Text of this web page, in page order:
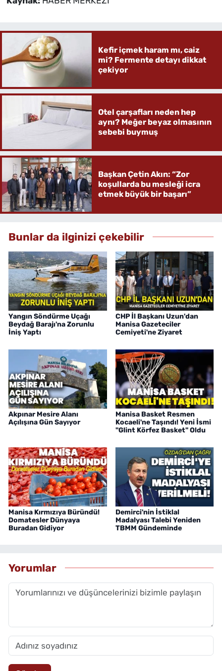
Kefir içmek haram mı, caiz
mi? Fermente detayı dikkat
çekiyor
Otel çarşafları neden hep
aynı? Meğer beyaz olmasının
sebebi buymuş
Başkan Çetin Akın: “Zor
koşullarda bu mesleği icra
etmek büyük bir başarı”
Bunlar da ilginizi çekebilir
Yangın Söndürme Uçağı
Beydağ Barajı'na Zorunlu
İniş Yaptı
CHP İl Başkanı Uzun'dan
Manisa Gazeteciler
Cemiyeti'ne Ziyaret
Akpınar Mesire Alanı
Açılışına Gün Sayıyor
Manisa Basket Resmen
Kocaeli'ne Taşındı! Yeni İsmi
"Glint Körfez Basket" Oldu
Manisa Kırmızıya Büründü!
Domatesler Dünyaya
Buradan Gidiyor
Demirci'nin İstiklal
Madalyası Talebi Yeniden
TBMM Gündeminde
Yorumlar